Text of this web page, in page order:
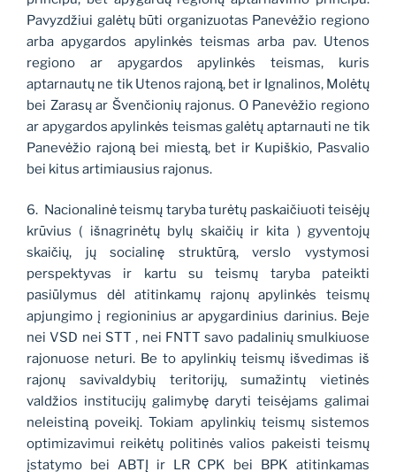
Pavyzdžiui galėtų būti organizuotas Panevėžio regiono
arba apygardos apylinkės teismas arba pav. Utenos
regiono ar apygardos apylinkės teismas, kuris
aptarnautų ne tik Utenos rajoną, bet ir Ignalinos, Molėtų
bei Zarasų ar Švenčionių rajonus. O Panevėžio regiono
ar apygardos apylinkės teismas galėtų aptarnauti ne tik
Panevėžio rajoną bei miestą, bet ir Kupiškio, Pasvalio
bei kitus artimiausius rajonus.
6. Nacionalinė teismų taryba turėtų paskaičiuoti teisėjų
krūvius ( išnagrinėtų bylų skaičių ir kita ) gyventojų
skaičių, jų socialinę struktūrą, verslo vystymosi
perspektyvas ir kartu su teismų taryba pateikti
pasiūlymus dėl atitinkamų rajonų apylinkės teismų
apjungimo į regioninius ar apygardinius darinius. Beje
nei VSD nei STT , nei FNTT savo padalinių smulkiuose
rajonuose neturi. Be to apylinkių teismų išvedimas iš
rajonų savivaldybių teritorijų, sumažintų vietinės
valdžios institucijų galimybę daryti teisėjams galimai
neleistiną poveikį. Tokiam apylinkių teismų sistemos
optimizavimui reikėtų politinės valios pakeisti teismų
įstatymo bei ABTĮ ir LR CPK bei BPK atitinkamas